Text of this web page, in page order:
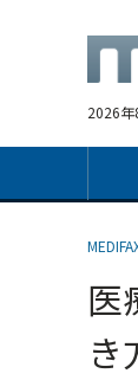
2026年
医
き